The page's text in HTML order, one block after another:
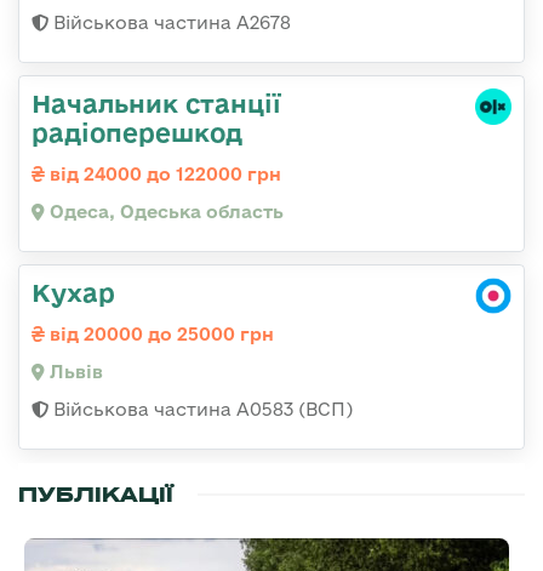
Військова частина А2678
Начальник станції
радіоперешкод
від 24000 до 122000 грн
Одеса, Одеська область
Кухар
від 20000 до 25000 грн
Львів
Військова частина А0583 (ВСП)
ПУБЛІКАЦІЇ